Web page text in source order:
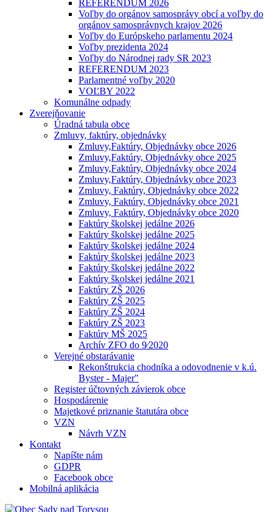
REFERENDUM 2026
Voľby do orgánov samosprávy obcí a voľby do
orgánov samosprávnych krajov 2026
Voľby do Európskeho parlamentu 2024
Voľby prezidenta 2024
Voľby do Národnej rady SR 2023
REFERENDUM 2023
Parlamentné voľby 2020
VOĽBY 2022
Komunálne odpady
Zverejňovanie
Úradná tabula obce
Zmluvy, faktúry, objednávky
Zmluvy,Faktúry, Objednávky obce 2026
Zmluvy,Faktúry, Objednávky obce 2025
Zmluvy,Faktúry, Objednávky obce 2024
Zmluvy,Faktúry, Objednávky obce 2023
Zmluvy, Faktúry, Objednávky obce 2022
Zmluvy, Faktúry, Objednávky obce 2021
Zmluvy, Faktúry, Objednávky obce 2020
Faktúry školskej jedálne 2026
Faktúry školskej jedálne 2025
Faktúry školskej jedálne 2024
Faktúry školskej jedálne 2023
Faktúry školskej jedálne 2022
Faktúry školskej jedálne 2021
Faktúry ZŠ 2026
Faktúry ZŠ 2025
Faktúry ZŠ 2024
Faktúry ZŠ 2023
Faktúry MŠ 2025
Archív ZFO do 9⁄2020
Verejné obstarávanie
Rekonštrukcia chodníka a odovodnenie v k.ú.
Byster - Majer"
Register účtovných závierok obce
Hospodárenie
Majetkové priznanie štatutára obce
VZN
Návrh VZN
Kontakt
Napíšte nám
GDPR
Facebook obce
Mobilná aplikácia